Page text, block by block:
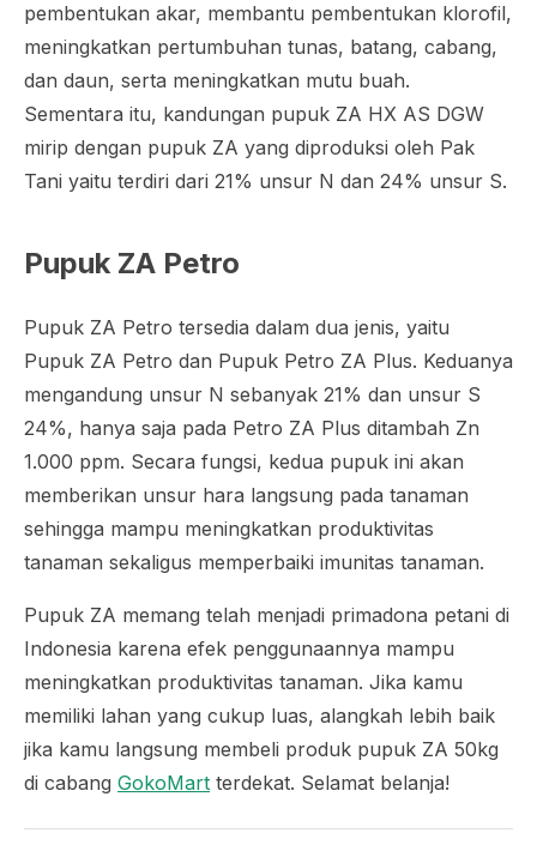
pembentukan akar, membantu pembentukan klorofil,
meningkatkan pertumbuhan tunas, batang, cabang,
dan daun, serta meningkatkan mutu buah.
Sementara itu, kandungan pupuk ZA HX AS DGW
mirip dengan pupuk ZA yang diproduksi oleh Pak
Tani yaitu terdiri dari 21% unsur N dan 24% unsur S.
Pupuk ZA Petro
Pupuk ZA Petro tersedia dalam dua jenis, yaitu
Pupuk ZA Petro dan Pupuk Petro ZA Plus. Keduanya
mengandung unsur N sebanyak 21% dan unsur S
24%, hanya saja pada Petro ZA Plus ditambah Zn
1.000 ppm. Secara fungsi, kedua pupuk ini akan
memberikan unsur hara langsung pada tanaman
sehingga mampu meningkatkan produktivitas
tanaman sekaligus memperbaiki imunitas tanaman.
Pupuk ZA memang telah menjadi primadona petani di
Indonesia karena efek penggunaannya mampu
meningkatkan produktivitas tanaman. Jika kamu
memiliki lahan yang cukup luas, alangkah lebih baik
jika kamu langsung membeli produk pupuk ZA 50kg
di cabang GokoMart terdekat. Selamat belanja!